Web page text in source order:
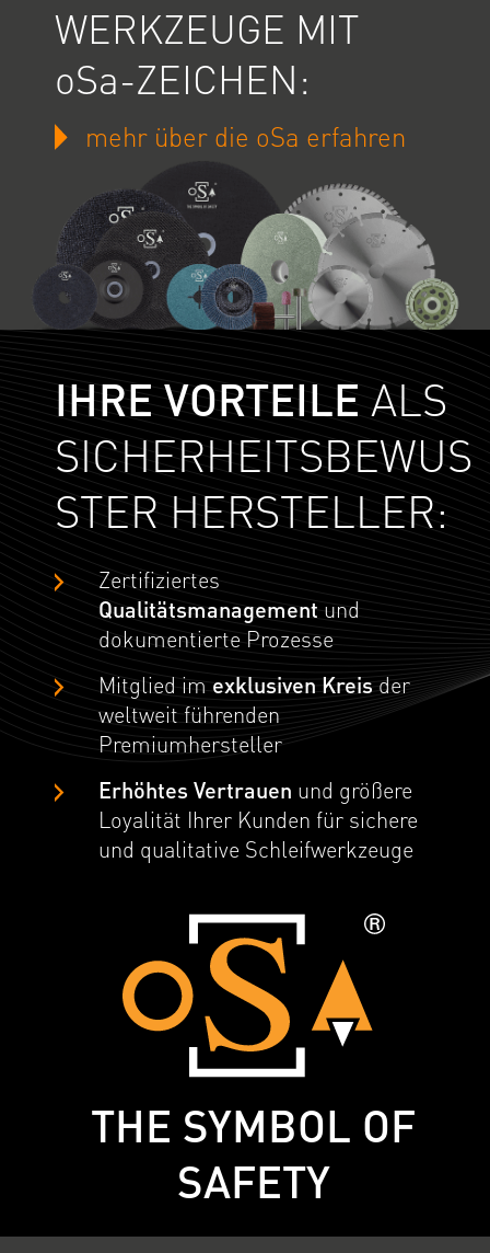
WERKZEUGE MIT
oSa-ZEICHEN:
mehr über die oSa erfahren
IHRE VORTEILEALS
SICHERHEITSBEWUS
STER HERSTELLER:
Zertifiziertes
Qualitätsmanagementund
dokumentierte Prozesse
Mitglied imexklusiven Kreisder
weltweit führenden
Premiumhersteller
Erhöhtes Vertrauen und größere
Loyalität Ihrer Kunden für sichere
und qualitative Schleifwerkzeuge
THE SYMBOL OF
SAFETY